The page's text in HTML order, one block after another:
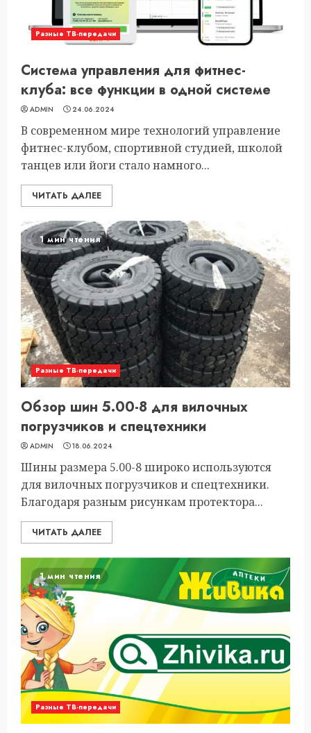
Разные ТВ-передачи
Система управления для фитнес-
клуба: все функции в одной системе
ADMIN 24.06.2024
В современном мире технологий управление
фитнес-клубом, спортивной студией, школой
танцев или йоги стало намного...
ЧИТАТЬ ДАЛЕЕ
1 мин чтения
Разные ТВ-передачи
Обзор шин 5.00-8 для вилочных
погрузчиков и спецтехники
ADMIN 18.06.2024
Шины размера 5.00-8 широко используются
для вилочных погрузчиков и спецтехники.
Благодаря разным рисункам протектора...
ЧИТАТЬ ДАЛЕЕ
1 мин чтения
Разные ТВ-передачи